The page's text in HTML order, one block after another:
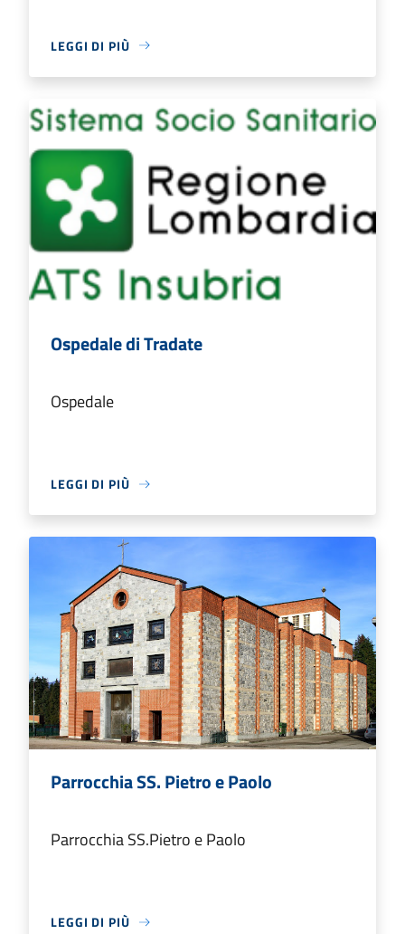
LEGGI DI PIÙ
Ospedale di Tradate
Ospedale
LEGGI DI PIÙ
Parrocchia SS. Pietro e Paolo
Parrocchia SS.Pietro e Paolo
LEGGI DI PIÙ